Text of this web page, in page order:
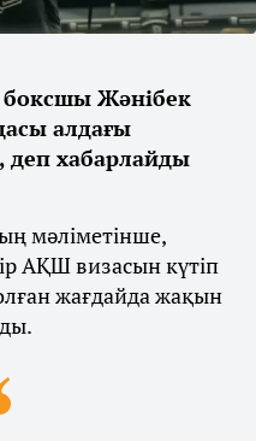
боксшы Жәнібек
алдағы
деп хабарлайды
мәліметінше,
АҚШ визасын күтіп
жағдайда жақын